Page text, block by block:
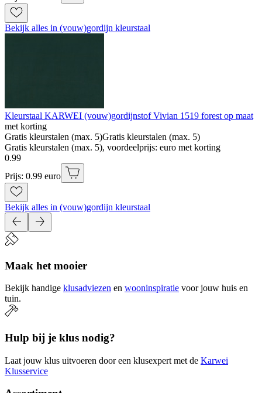
Bekijk alles in (vouw)gordijn kleurstaal
Kleurstaal KARWEI (vouw)gordijnstof Vivian 1519 forest op maat
met korting
Gratis kleurstalen (max. 5)Gratis kleurstalen (max. 5)
Gratis kleurstalen (max. 5), voordeelprijs: euro met korting
0.99
Prijs: 0.99 euro
Bekijk alles in (vouw)gordijn kleurstaal
Maak het mooier
Bekijk handige klusadviezen en wooninspiratie voor jouw huis en
tuin.
Hulp bij je klus nodig?
Laat jouw klus uitvoeren door een klusexpert met de Karwei
Klusservice